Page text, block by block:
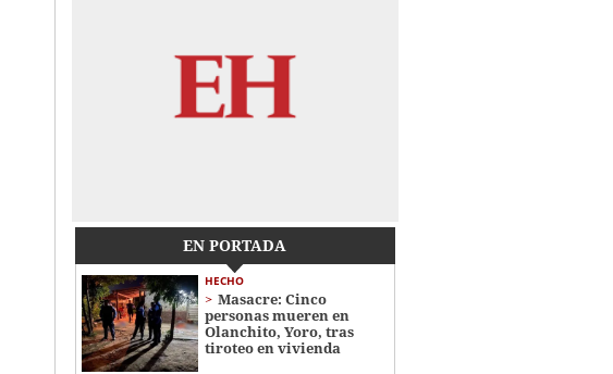
EN PORTADA
HECHO
Masacre: Cinco
personas mueren en
Olanchito, Yoro, tras
tiroteo en vivienda